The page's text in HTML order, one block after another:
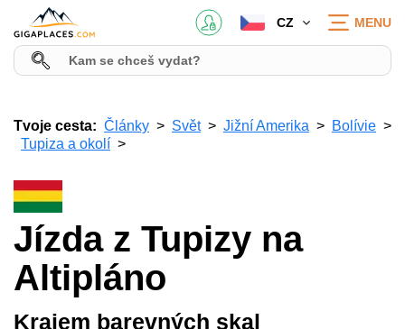
CZ MENU
Tvoje cesta: Články Svět Jižní Amerika
Bolívie
Tupiza a okolí
Jízda z Tupizy na
Altipláno
Krajem barevných skal